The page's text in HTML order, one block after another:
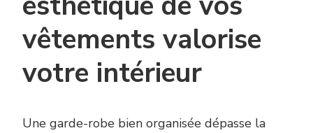
vêtements valorise
votre intérieur
Une garde-robe bien organisée dépasse la